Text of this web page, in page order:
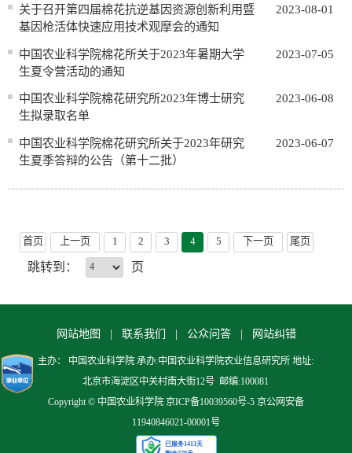
关于召开第四届棉花抗逆基因资源创新利用暨
基因枪活体快速应用技术观摩会的通知
2023-08-01
中国农业科学院棉花所关于2023年暑期大学
生夏令营活动的通知
2023-07-05
中国农业科学院棉花研究所2023年博士研究
生拟录取名单
2023-06-08
中国农业科学院棉花研究所关于2023年研究
生夏季答辩的公告（第十二批）
2023-06-07
首页 上一页 1 2 3 4 5 下一页 尾页
跳转到： 页
网站地图 | 联系我们 | 公众问答 | 网站纠错
主办： 中国农业科学院 承办:中国农业科学院农业信息研究所 地址:
北京市海淀区中关村南大街12号 邮编:100081
Copyright © 中国农业科学院 京ICP备10039560号-5 京公网安备
11940846021-00001号